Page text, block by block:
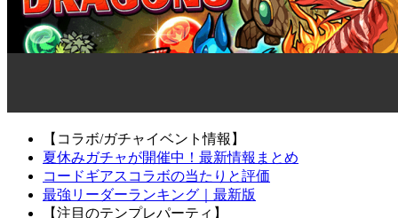
【コラボ/ガチャイベント情報】
夏休みガチャが開催中！最新情報まとめ
コードギアスコラボの当たりと評価
最強リーダーランキング｜最新版
【注目のテンプレパーティ】